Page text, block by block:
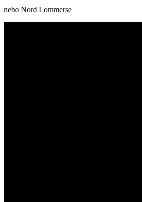
nebo Nord Lommerse